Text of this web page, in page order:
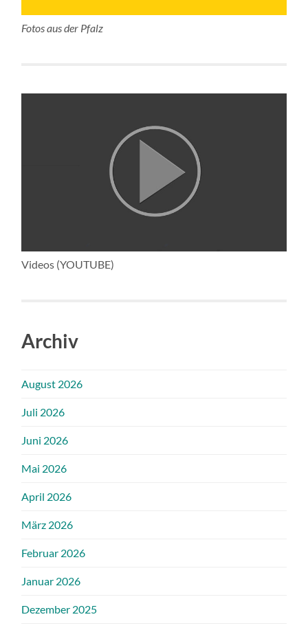
Fotos aus der Pfalz
Videos (YOUTUBE)
Archiv
August 2026
Juli 2026
Juni 2026
Mai 2026
April 2026
März 2026
Februar 2026
Januar 2026
Dezember 2025